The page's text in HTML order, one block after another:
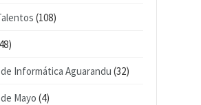
(108)
Informática Aguarandu (32)
Mayo (4)